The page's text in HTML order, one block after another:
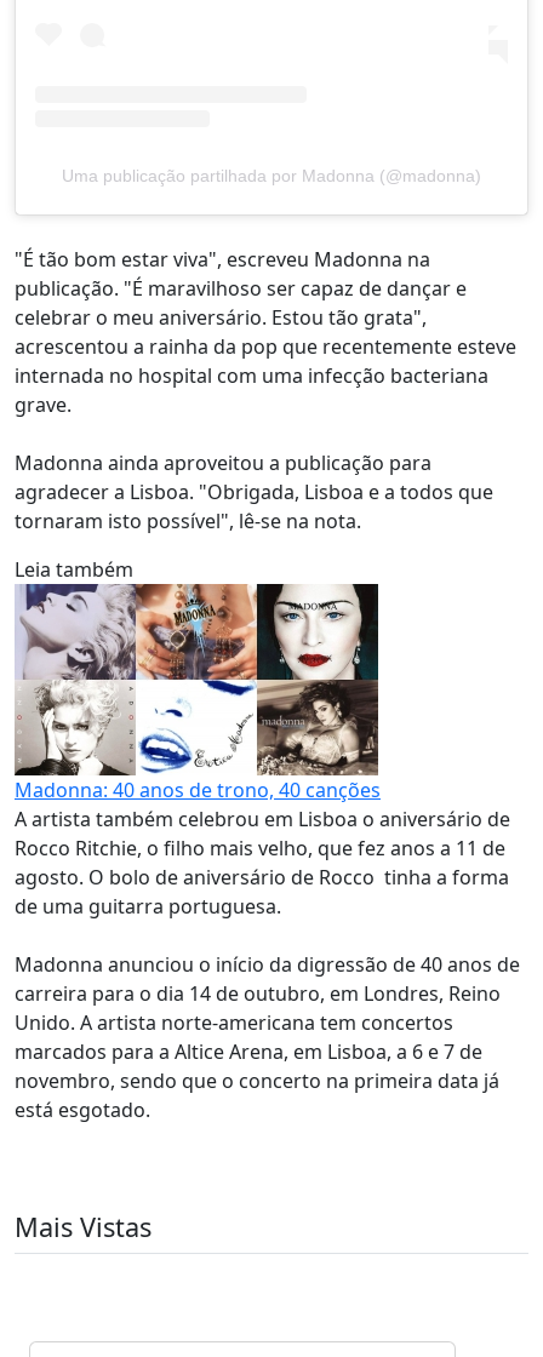
Uma publicação partilhada por Madonna (@madonna)
"É tão bom estar viva", escreveu Madonna na
publicação. "É maravilhoso ser capaz de dançar e
celebrar o meu aniversário. Estou tão grata",
acrescentou a rainha da pop que recentemente esteve
internada no hospital com uma infecção bacteriana
grave.
Madonna ainda aproveitou a publicação para
agradecer a Lisboa. "Obrigada, Lisboa e a todos que
tornaram isto possível", lê-se na nota.
Leia também
Madonna: 40 anos de trono, 40 canções
A artista também celebrou em Lisboa o aniversário de
Rocco Ritchie, o filho mais velho, que fez anos a 11 de
agosto. O bolo de aniversário de Rocco tinha a forma
de uma guitarra portuguesa.
Madonna anunciou o início da digressão de 40 anos de
carreira para o dia 14 de outubro, em Londres, Reino
Unido. A artista norte-americana tem concertos
marcados para a Altice Arena, em Lisboa, a 6 e 7 de
novembro, sendo que o concerto na primeira data já
está esgotado.
Mais Vistas